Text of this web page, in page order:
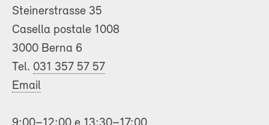
Steinerstrasse 35
Casella postale 1008
3000 Berna 6
Tel. 031 357 57 57
Email